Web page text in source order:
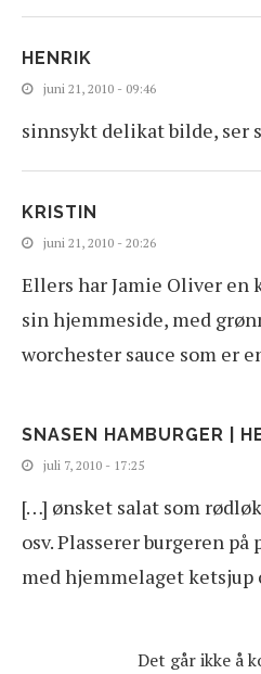
HENRIK
juni 21, 2010 - 09:46
sinnsykt delikat bilde, ser
KRISTIN
juni 21, 2010 - 20:26
Ellers har Jamie Oliver en
sin hjemmeside, med
worchester sauce som er
SNASEN HAMBURGER |
juli 7, 2010 - 17:25
[…] ønsket salat som
osv. Plasserer burgeren på
med hjemmelaget ketsjup
Det går ikke å